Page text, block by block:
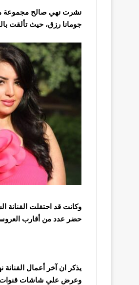
نشرت نهي صالح مجموعة
جومانا رزق، حيث تألقت
وكانت قد احتفلت
حضر عدد من أقارب
يذكر ان آخر أعمال
وعرض علي شاشات قنوات